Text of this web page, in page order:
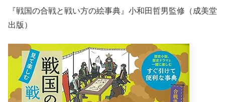
『戦国の合戦と戦い方の絵事典』小和田哲男監修（成美堂
出版）